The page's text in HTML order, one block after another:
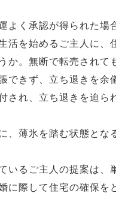
よく承認が得られた場
活を始めるご主人に、
か。無断で転売されて
できず、立ち退きを余
され、立ち退きを迫ら
、薄氷を踏む状態とな
いるご主人の提案は、
に際して住宅の確保